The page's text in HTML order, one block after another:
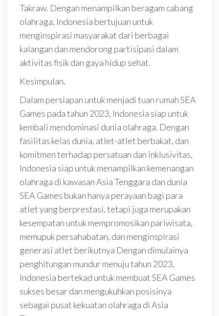
Takraw. Dengan menampilkan beragam cabang
olahraga, Indonesia bertujuan untuk
menginspirasi masyarakat dari berbagai
kalangan dan mendorong partisipasi dalam
aktivitas fisik dan gaya hidup sehat.
Kesimpulan.
Dalam persiapan untuk menjadi tuan rumah SEA
Games pada tahun 2023, Indonesia siap untuk
kembali mendominasi dunia olahraga. Dengan
fasilitas kelas dunia, atlet-atlet berbakat, dan
komitmen terhadap persatuan dan inklusivitas,
Indonesia siap untuk menampilkan kemenangan
olahraga di kawasan Asia Tenggara dan dunia
SEA Games bukan hanya perayaan bagi para
atlet yang berprestasi, tetapi juga merupakan
kesempatan untuk mempromosikan pariwisata,
memupuk persahabatan, dan menginspirasi
generasi atlet berikutnya Dengan dimulainya
penghitungan mundur menuju tahun 2023,
Indonesia bertekad untuk membuat SEA Games
sukses besar dan mengukuhkan posisinya
sebagai pusat kekuatan olahraga di Asia